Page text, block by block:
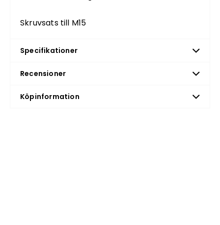
Skruvsats till M15
Specifikationer
Recensioner
Köpinformation